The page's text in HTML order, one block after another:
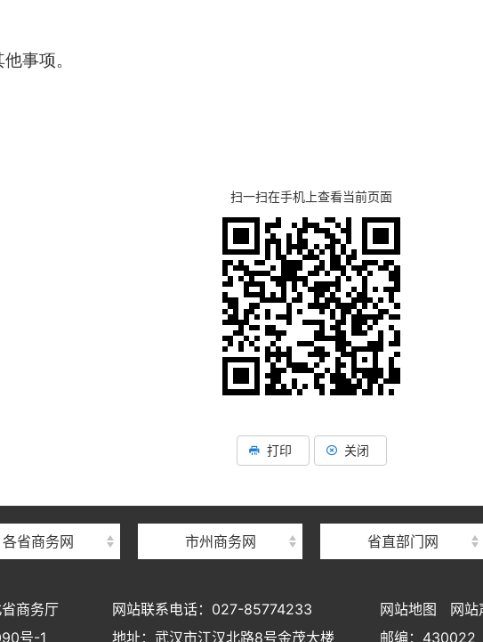
事项。
扫一扫在手机上查看当前页面
打印 关闭
各省商务网 市州商务网 省直部门网
商务厅
号-1
网站联系电话：027-85774233
地址：武汉市江汉北路8号金茂大楼
网站地图
网站
邮编：430022